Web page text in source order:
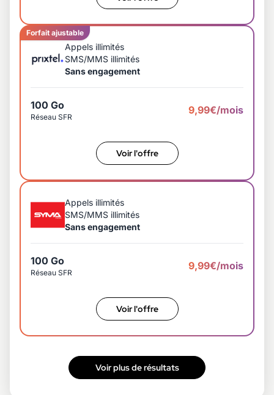
Forfait ajustable
Appels illimités
SMS/MMS illimités
Sans engagement
100 Go
Réseau SFR
9,99€/mois
Voir l'offre
Appels illimités
SMS/MMS illimités
Sans engagement
100 Go
Réseau SFR
9,99€/mois
Voir l'offre
Voir plus de résultats